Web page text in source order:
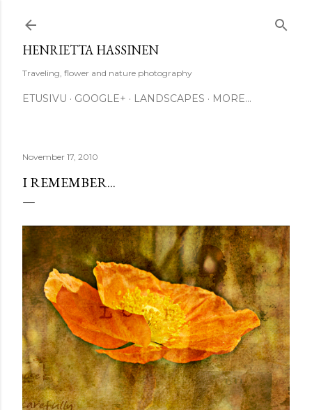
HENRIETTA HASSINEN
Traveling, flower and nature photography
ETUSIVU GOOGLE+ LANDSCAPES MORE…
November 17, 2010
I REMEMBER...